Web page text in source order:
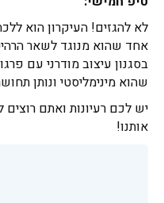
לא להגזים! העיקרון הוא
אחד שהוא מנוגד לשאר
בסגנון עיצוב מודרני עם
שהוא מינימליסטי ונותן
יש לכם רעיונות ואתם
אותנו!